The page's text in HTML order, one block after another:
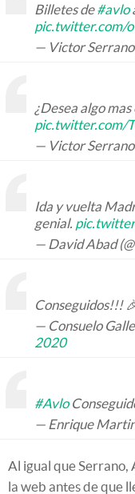
Billetes de#avlo
pic.twitter.com/
— Victor
¿Desea algo
pic.twitter.com/
— Victor
Ida y vuelta
genial.
— David Abad
Conseguidos!!!
— Consuelo
2020
#Avlo
— Enrique
Al igual que
la web antes de que